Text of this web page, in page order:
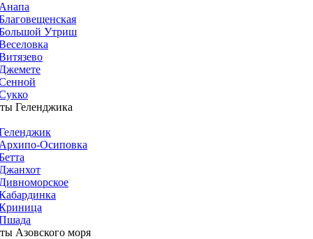
Утриш
Геленджика
Осиповка
Азовского моря